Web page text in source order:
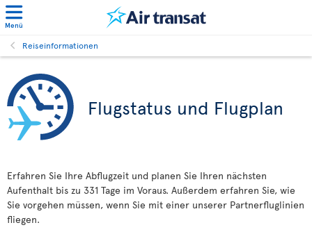
Menü
Reiseinformationen
Flugstatus und Flugplan
Erfahren Sie Ihre Abflugzeit und planen Sie Ihren nächsten
Aufenthalt bis zu 331 Tage im Voraus. Außerdem erfahren Sie, wie
Sie vorgehen müssen, wenn Sie mit einer unserer Partnerfluglinien
fliegen.